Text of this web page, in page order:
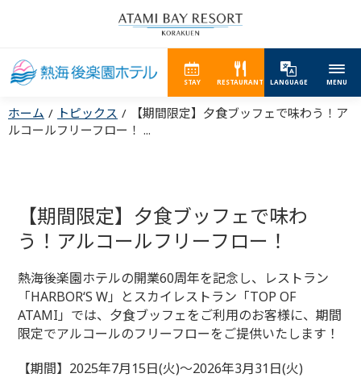
STAY RESTAURANT LANGUAGE MENU
ホーム トピックス
【期間限定】夕食ブッフェで味わう！ア
ルコールフリーフロー！ ...
【期間限定】夕食ブッフェで味わ
う！アルコールフリーフロー！
熱海後楽園ホテルの開業60周年を記念し、レストラン
「HARBORʻS W」とスカイレストラン「TOP OF
ATAMI」では、夕食ブッフェをご利用のお客様に、期間
限定でアルコールのフリーフローをご提供いたします！
【期間】2025年7月15日(火)～2026年3月31日(火)